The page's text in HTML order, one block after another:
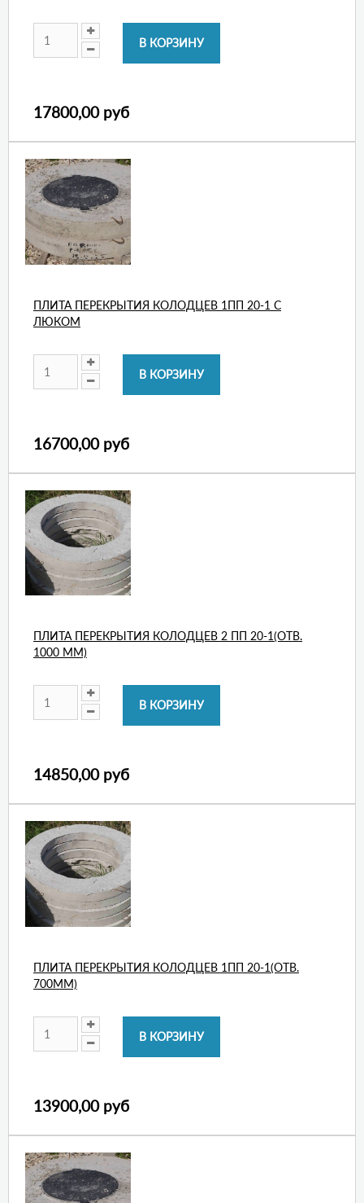
17800,00 руб
ПЛИТА ПЕРЕКРЫТИЯ КОЛОДЦЕВ 1ПП 20-1 С
ЛЮКОМ
16700,00 руб
ПЛИТА ПЕРЕКРЫТИЯ КОЛОДЦЕВ 2 ПП 20-1(ОТВ.
1000 ММ)
14850,00 руб
ПЛИТА ПЕРЕКРЫТИЯ КОЛОДЦЕВ 1ПП 20-1(ОТВ.
700ММ)
13900,00 руб